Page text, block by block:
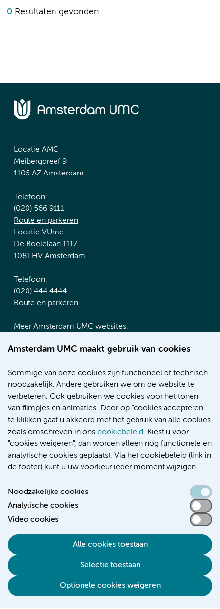
Amsterdam UMC maakt gebruik van cookies
Sommige van deze cookies zijn functioneel of technisch
noodzakelijk. Andere gebruiken we om de website te
verbeteren. Ook gebruiken we cookies voor het tonen
van filmpjes en animaties. Door op "cookies accepteren"
te klikken gaat u akkoord met het gebruik van alle cookies
zoals omschreven in ons cookiebeleid. Kiest u voor
"cookies weigeren", dan worden alleen nog functionele en
analytische cookies geplaatst. Via het cookiebeleid (link in
de footer) kunt u uw voorkeur ieder moment wijzigen.
Noodzakelijke cookies
Analytische cookies
Video cookies
Alle cookies toestaan
Selectie toestaan
Optionele cookies weigeren
0 Resultaten gevonden
Locatie AMC
Meibergdreef 9
1105 AZ Amsterdam
Telefoon:
(020) 566 9111
Route en parkeren
Locatie VUmc
De Boelelaan 1117
1081 HV Amsterdam
Telefoon:
(020) 444 4444
Route en parkeren
Meer Amsterdam UMC websites:
Werken bij Amsterdam UMC
Nieuws
Research
Educatie locatie AMC
Educatie locatie VUmc
Verwijzen & diagnostiek
Toegankelijkheidsverklaring
Responsible disclosure